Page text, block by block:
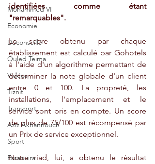
Mohammed VI
Economie
Déconseillé
Ouled Teima
Vidéos
Tiznit
Transport
Aziz Akhannouch
Sport
Essaouira
identifiées comme étant
"remarquables".
Le score obtenu par chaque
établissement est calculé par Gohotels
á l'aide d'un algorithme permettant de
déterminer la note globale d'un client
entre 0 et 100. La propreté, les
installations, l'emplacement et le
service sont pris en compte. Un score
de plus de 75/100 est récompensé par
un Prix de service exceptionnel.
Notre riad, lui, a obtenu le résultat